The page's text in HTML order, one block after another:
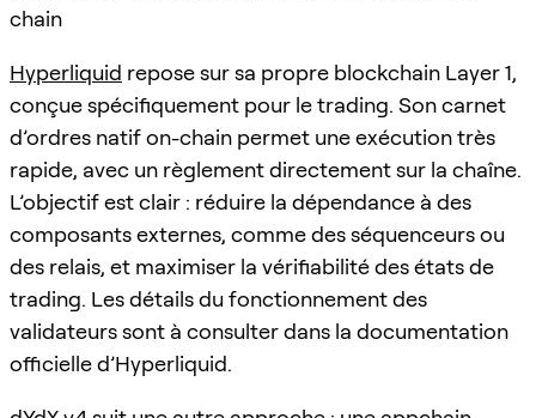
chain
Hyperliquid repose sur sa propre blockchain Layer 1,
conçue spécifiquement pour le trading. Son carnet
d’ordres natif on-chain permet une exécution très
rapide, avec un règlement directement sur la chaîne.
L’objectif est clair : réduire la dépendance à des
composants externes, comme des séquenceurs ou
des relais, et maximiser la vérifiabilité des états de
trading. Les détails du fonctionnement des
validateurs sont à consulter dans la documentation
officielle d’Hyperliquid.